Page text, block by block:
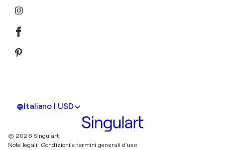
Italiano | USD
© 2026 Singulart
Note legali. Condizioni e termini generali d'uso